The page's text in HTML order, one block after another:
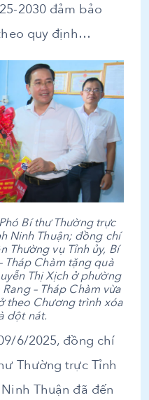
2030 đảm bảo
quy định…
Bí thư Thường trực
Ninh Thuận; đồng chí
Thường vụ Tỉnh ủy, Bí
Tháp Chàm tặng quà
Thị Xịch ở phường
– Tháp Chàm vừa
theo Chương trình xóa
dột nát.
6/2025, đồng chí
Thường trực Tỉnh
Thuận đã đến